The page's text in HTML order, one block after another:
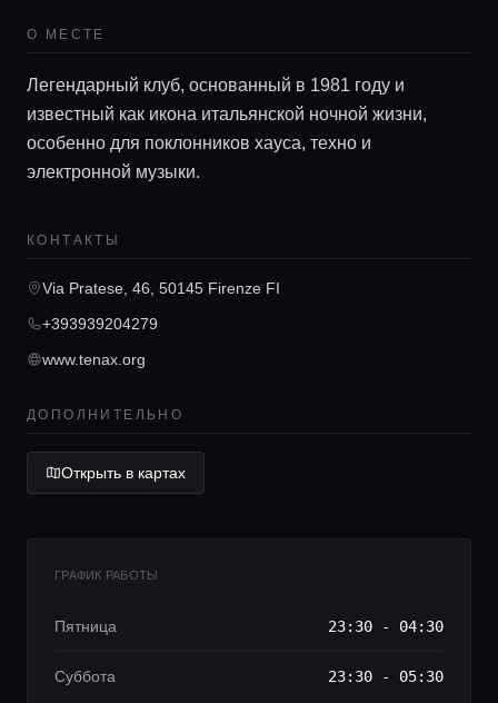
Главная
Локации
Гиды
Lifestyle журнал
О МЕСТЕ
Легендарный клуб, основанный в 1981 году и
известный как икона итальянской ночной жизни,
особенно для поклонников хауса, техно и
электронной музыки.
КОНТАКТЫ
Via Pratese, 46, 50145 Firenze FI
+393939204279
www.tenax.org
ДОПОЛНИТЕЛЬНО
Открыть в картах
ГРАФИК РАБОТЫ
Пятница 23:30 - 04:30
Суббота 23:30 - 05:30